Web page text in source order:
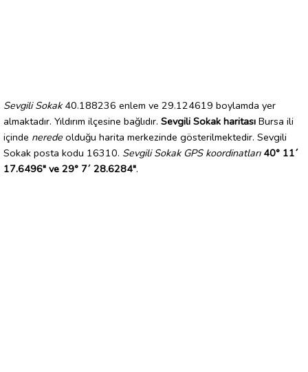
Sevgili Sokak40.188236 enlem ve 29.124619 boylamda yer
almaktadır. Yıldırım ilçesine bağlıdır. Sevgili Sokak haritası Bursa ili
içinde nerede olduğu harita merkezinde gösterilmektedir. Sevgili
Sokak posta kodu 16310. Sevgili Sokak GPS koordinatları 40° 11´
17.6496" ve 29° 7´ 28.6284".